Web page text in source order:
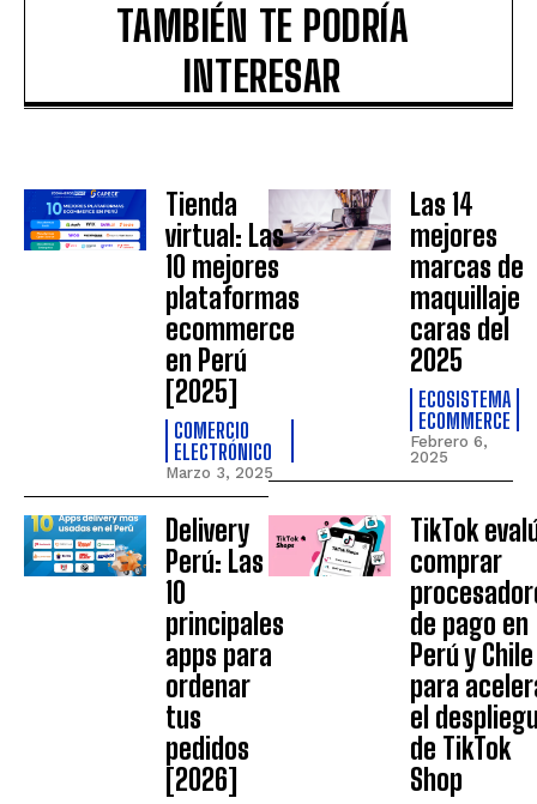
TAMBIÉN TE PODRÍA
INTERESAR
Tienda
virtual: Las
10 mejores
plataformas
ecommerce
en Perú
[2025]
COMERCIO
ELECTRÓNICO
Marzo 3, 2025
Las 14
mejores
marcas de
maquillaje
caras del
2025
ECOSISTEMA
ECOMMERCE
Febrero 6,
2025
Delivery
Perú: Las
10
principales
apps para
ordenar
tus
pedidos
[2026]
TikTok
comprar
de pago en
Perú y Chile
para
el
de TikTok
Shop